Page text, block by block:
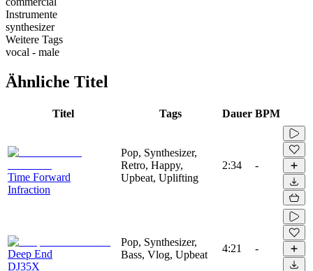
Instrumente
synthesizer
Weitere Tags
vocal - male
Ähnliche Titel
Titel Tags Dauer BPM
Time Forward
Infraction
Pop, Synthesizer,
Retro, Happy,
Upbeat, Uplifting
2:34 -
Deep End
DJ35X
Pop, Synthesizer,
Bass, Vlog, Upbeat
4:21 -